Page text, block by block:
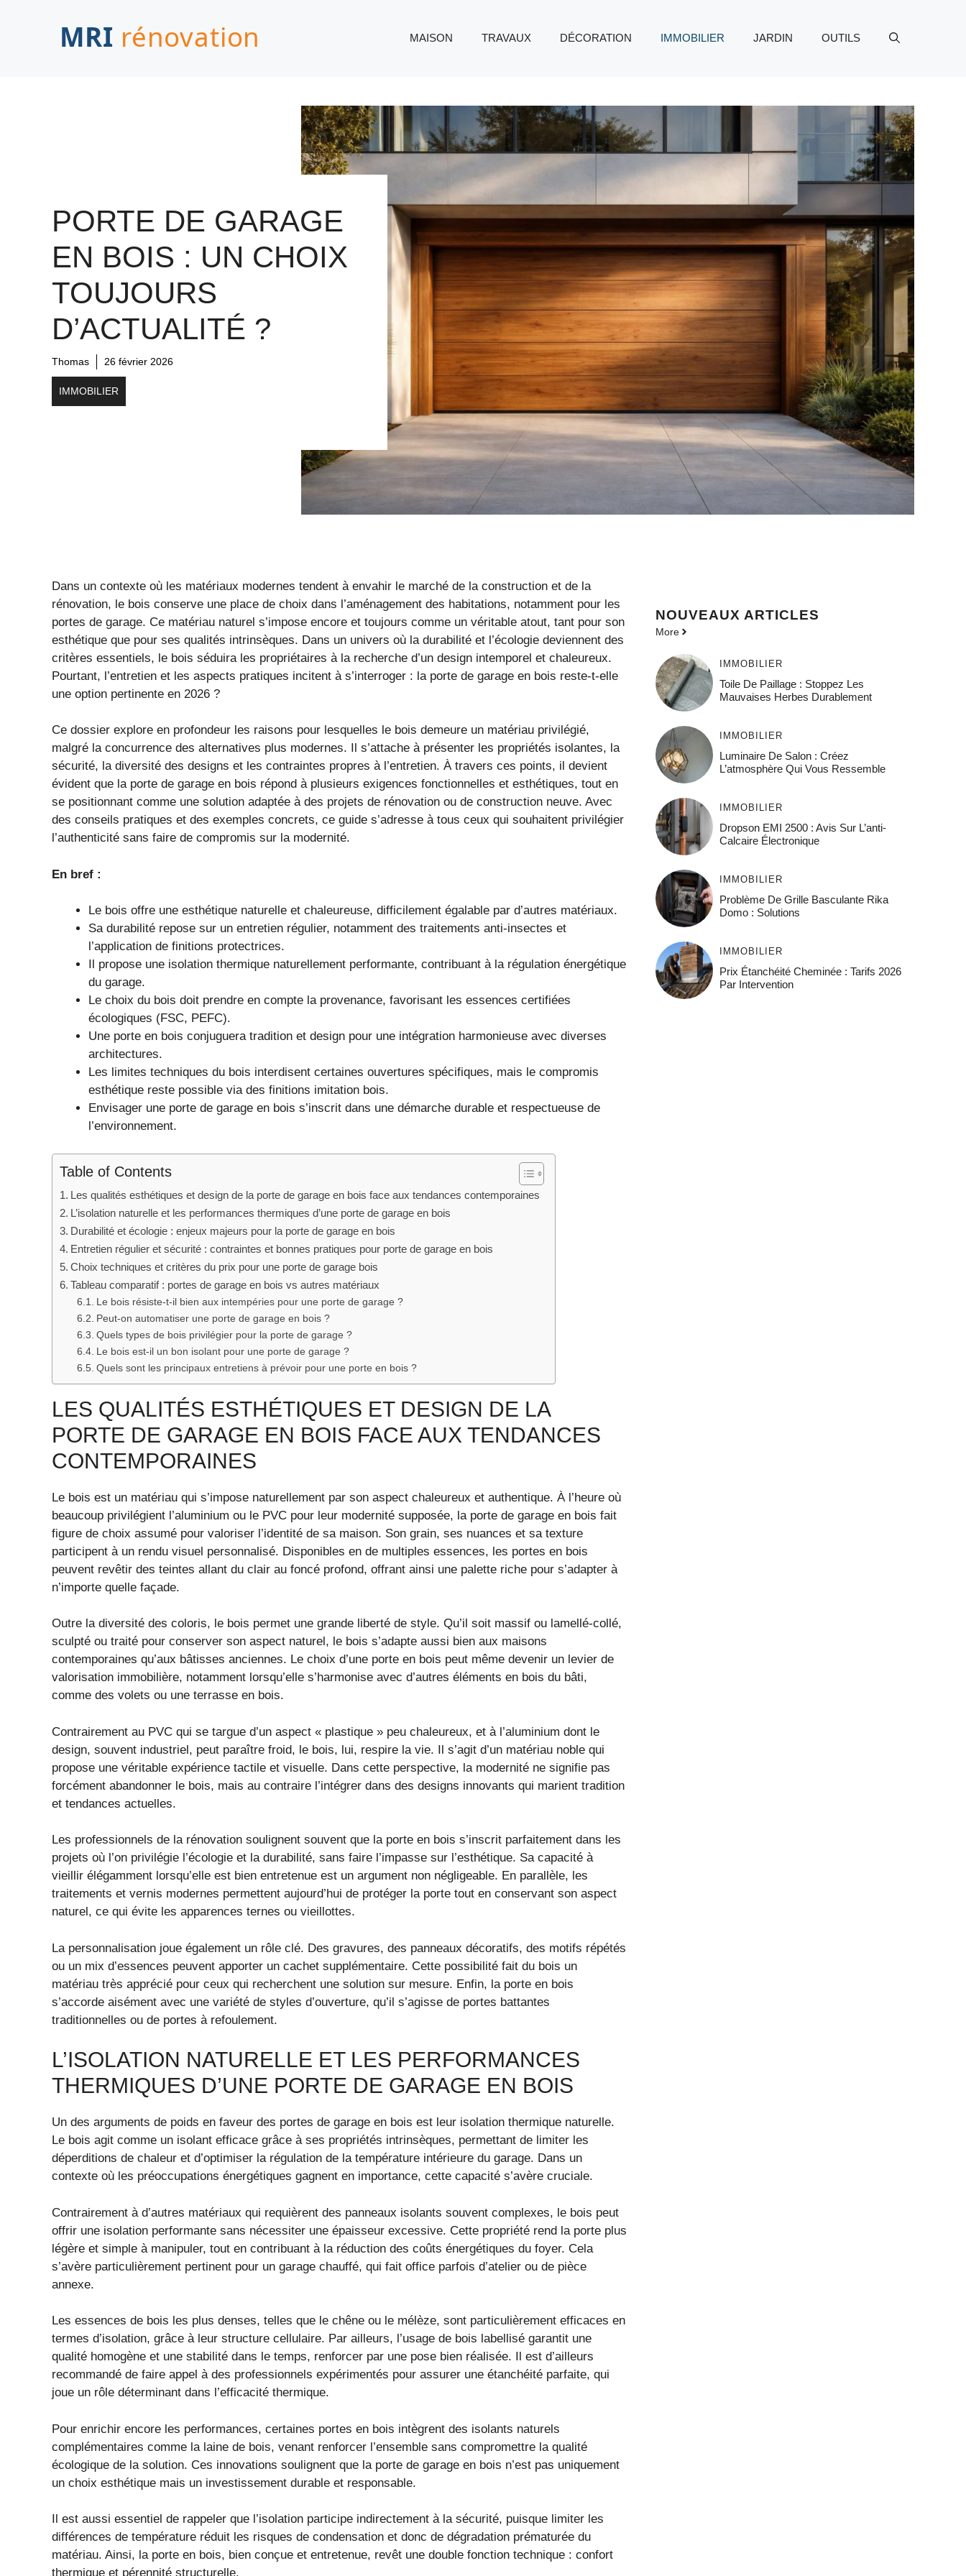
MAISON TRAVAUX DÉCORATION IMMOBILIER JARDIN OUTILS
PORTE DE GARAGE
EN BOIS : UN CHOIX
TOUJOURS
D’ACTUALITÉ ?
Thomas 26 février 2026
IMMOBILIER
Dans un contexte où les matériaux modernes tendent à envahir le marché de la construction et de la
rénovation, le bois conserve une place de choix dans l’aménagement des habitations, notamment pour les
portes de garage. Ce matériau naturel s’impose encore et toujours comme un véritable atout, tant pour son
esthétique que pour ses qualités intrinsèques. Dans un univers où la durabilité et l’écologie deviennent des
critères essentiels, le bois séduira les propriétaires à la recherche d’un design intemporel et chaleureux.
Pourtant, l’entretien et les aspects pratiques incitent à s’interroger : la porte de garage en bois reste-t-elle
une option pertinente en 2026 ?
Ce dossier explore en profondeur les raisons pour lesquelles le bois demeure un matériau privilégié,
malgré la concurrence des alternatives plus modernes. Il s’attache à présenter les propriétés isolantes, la
sécurité, la diversité des designs et les contraintes propres à l’entretien. À travers ces points, il devient
évident que la porte de garage en bois répond à plusieurs exigences fonctionnelles et esthétiques, tout en
se positionnant comme une solution adaptée à des projets de rénovation ou de construction neuve. Avec
des conseils pratiques et des exemples concrets, ce guide s’adresse à tous ceux qui souhaitent privilégier
l’authenticité sans faire de compromis sur la modernité.
En bref :
Le bois offre une esthétique naturelle et chaleureuse, difficilement égalable par d’autres matériaux.
Sa durabilité repose sur un entretien régulier, notamment des traitements anti-insectes et
l’application de finitions protectrices.
Il propose une isolation thermique naturellement performante, contribuant à la régulation énergétique
du garage.
Le choix du bois doit prendre en compte la provenance, favorisant les essences certifiées
écologiques (FSC, PEFC).
Une porte en bois conjuguera tradition et design pour une intégration harmonieuse avec diverses
architectures.
Les limites techniques du bois interdisent certaines ouvertures spécifiques, mais le compromis
esthétique reste possible via des finitions imitation bois.
Envisager une porte de garage en bois s’inscrit dans une démarche durable et respectueuse de
l’environnement.
Table of Contents
Les qualités esthétiques et design de la porte de garage en bois face aux tendances contemporaines
L’isolation naturelle et les performances thermiques d’une porte de garage en bois
Durabilité et écologie : enjeux majeurs pour la porte de garage en bois
Entretien régulier et sécurité : contraintes et bonnes pratiques pour porte de garage en bois
Choix techniques et critères du prix pour une porte de garage bois
Tableau comparatif : portes de garage en bois vs autres matériaux
Le bois résiste-t-il bien aux intempéries pour une porte de garage ?
Peut-on automatiser une porte de garage en bois ?
Quels types de bois privilégier pour la porte de garage ?
Le bois est-il un bon isolant pour une porte de garage ?
Quels sont les principaux entretiens à prévoir pour une porte en bois ?
LES QUALITÉS ESTHÉTIQUES ET DESIGN DE LA
PORTE DE GARAGE EN BOIS FACE AUX TENDANCES
CONTEMPORAINES
Le bois est un matériau qui s’impose naturellement par son aspect chaleureux et authentique. À l’heure où
beaucoup privilégient l’aluminium ou le PVC pour leur modernité supposée, la porte de garage en bois fait
figure de choix assumé pour valoriser l’identité de sa maison. Son grain, ses nuances et sa texture
participent à un rendu visuel personnalisé. Disponibles en de multiples essences, les portes en bois
peuvent revêtir des teintes allant du clair au foncé profond, offrant ainsi une palette riche pour s’adapter à
n’importe quelle façade.
Outre la diversité des coloris, le bois permet une grande liberté de style. Qu’il soit massif ou lamellé-collé,
sculpté ou traité pour conserver son aspect naturel, le bois s’adapte aussi bien aux maisons
contemporaines qu’aux bâtisses anciennes. Le choix d’une porte en bois peut même devenir un levier de
valorisation immobilière, notamment lorsqu’elle s’harmonise avec d’autres éléments en bois du bâti,
comme des volets ou une terrasse en bois.
Contrairement au PVC qui se targue d’un aspect « plastique » peu chaleureux, et à l’aluminium dont le
design, souvent industriel, peut paraître froid, le bois, lui, respire la vie. Il s’agit d’un matériau noble qui
propose une véritable expérience tactile et visuelle. Dans cette perspective, la modernité ne signifie pas
forcément abandonner le bois, mais au contraire l’intégrer dans des designs innovants qui marient tradition
et tendances actuelles.
Les professionnels de la rénovation soulignent souvent que la porte en bois s’inscrit parfaitement dans les
projets où l’on privilégie l’écologie et la durabilité, sans faire l’impasse sur l’esthétique. Sa capacité à
vieillir élégamment lorsqu’elle est bien entretenue est un argument non négligeable. En parallèle, les
traitements et vernis modernes permettent aujourd’hui de protéger la porte tout en conservant son aspect
naturel, ce qui évite les apparences ternes ou vieillottes.
La personnalisation joue également un rôle clé. Des gravures, des panneaux décoratifs, des motifs répétés
ou un mix d’essences peuvent apporter un cachet supplémentaire. Cette possibilité fait du bois un
matériau très apprécié pour ceux qui recherchent une solution sur mesure. Enfin, la porte en bois
s’accorde aisément avec une variété de styles d’ouverture, qu’il s’agisse de portes battantes
traditionnelles ou de portes à refoulement.
L’ISOLATION NATURELLE ET LES PERFORMANCES
THERMIQUES D’UNE PORTE DE GARAGE EN BOIS
Un des arguments de poids en faveur des portes de garage en bois est leur isolation thermique naturelle.
Le bois agit comme un isolant efficace grâce à ses propriétés intrinsèques, permettant de limiter les
déperditions de chaleur et d’optimiser la régulation de la température intérieure du garage. Dans un
contexte où les préoccupations énergétiques gagnent en importance, cette capacité s’avère cruciale.
Contrairement à d’autres matériaux qui requièrent des panneaux isolants souvent complexes, le bois peut
offrir une isolation performante sans nécessiter une épaisseur excessive. Cette propriété rend la porte plus
légère et simple à manipuler, tout en contribuant à la réduction des coûts énergétiques du foyer. Cela
s’avère particulièrement pertinent pour un garage chauffé, qui fait office parfois d’atelier ou de pièce
annexe.
Les essences de bois les plus denses, telles que le chêne ou le mélèze, sont particulièrement efficaces en
termes d’isolation, grâce à leur structure cellulaire. Par ailleurs, l’usage de bois labellisé garantit une
qualité homogène et une stabilité dans le temps, renforcer par une pose bien réalisée. Il est d’ailleurs
recommandé de faire appel à des professionnels expérimentés pour assurer une étanchéité parfaite, qui
joue un rôle déterminant dans l’efficacité thermique.
Pour enrichir encore les performances, certaines portes en bois intègrent des isolants naturels
complémentaires comme la laine de bois, venant renforcer l’ensemble sans compromettre la qualité
écologique de la solution. Ces innovations soulignent que la porte de garage en bois n’est pas uniquement
un choix esthétique mais un investissement durable et responsable.
Il est aussi essentiel de rappeler que l’isolation participe indirectement à la sécurité, puisque limiter les
différences de température réduit les risques de condensation et donc de dégradation prématurée du
matériau. Ainsi, la porte en bois, bien conçue et entretenue, revêt une double fonction technique : confort
thermique et pérennité structurelle.
NOUVEAUX ARTICLES
More
IMMOBILIER
Toile De Paillage : Stoppez Les
Mauvaises Herbes Durablement
IMMOBILIER
Luminaire De Salon : Créez
L’atmosphère Qui Vous Ressemble
IMMOBILIER
Dropson EMI 2500 : Avis Sur L’anti-
Calcaire Électronique
IMMOBILIER
Problème De Grille Basculante Rika
Domo : Solutions
IMMOBILIER
Prix Étanchéité Cheminée : Tarifs 2026
Par Intervention